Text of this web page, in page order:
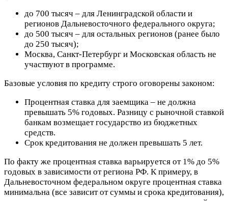
до 700 тысяч – для Ленинградской области и
регионов Дальневосточного федерального округа;
до 500 тысяч – для остальных регионов (ранее было
до 250 тысяч);
Москва, Санкт-Петербург и Московская область не
участвуют в программе.
Базовые условия по кредиту строго оговорены законом:
Процентная ставка для заемщика – не должна
превышать 5% годовых. Разницу с рыночной ставкой
банкам возмещает государство из бюджетных
средств.
Срок кредитования не должен превышать 5 лет.
По факту же процентная ставка варьируется от 1% до 5%
годовых в зависимости от региона РФ. К примеру, в
Дальневосточном федеральном округе процентная ставка
минимальна (все зависит от суммы и срока кредитования),